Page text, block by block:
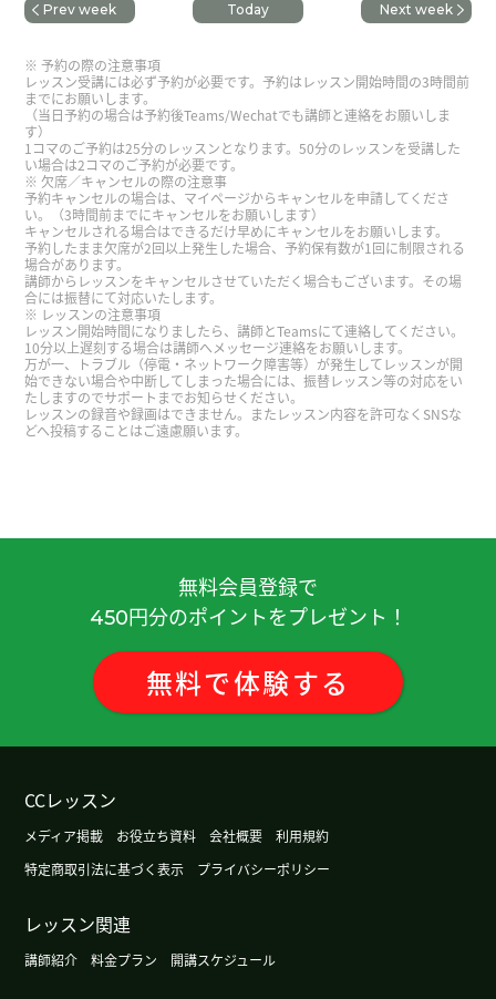
今後の学習についてアドバイスをいただきまし
た。ありがとうございました。
Prev week Today Next week
予約の際の注意事項
レッスン受講には必ず予約が必要です。予約はレッスン開始時間の3時間前
までにお願いします。
（当日予約の場合は予約後Teams/Wechatでも講師と連絡をお願いしま
す）
1コマのご予約は25分のレッスンとなります。50分のレッスンを受講した
い場合は2コマのご予約が必要です。
欠席／キャンセルの際の注意事
予約キャンセルの場合は、マイページからキャンセルを申請してくださ
い。（3時間前までにキャンセルをお願いします）
キャンセルされる場合はできるだけ早めにキャンセルをお願いします。
予約したまま欠席が2回以上発生した場合、予約保有数が1回に制限される
場合があります。
講師からレッスンをキャンセルさせていただく場合もございます。その場
合には振替にて対応いたします。
レッスンの注意事項
レッスン開始時間になりましたら、講師とTeamsにて連絡してください。
10分以上遅刻する場合は講師へメッセージ連絡をお願いします。
万が一、トラブル（停電・ネットワーク障害等）が発生してレッスンが開
始できない場合や中断してしまった場合には、振替レッスン等の対応をい
たしますのでサポートまでお知らせください。
レッスンの録音や録画はできません。またレッスン内容を許可なくSNSな
どへ投稿することはご遠慮願います。
無料会員登録で
450円分のポイントをプレゼント！
無料で体験する
CCレッスン
メディア掲載 お役立ち資料 会社概要
利用規約
特定商取引法に基づく表示
プライバシーポリシー
レッスン関連
講師紹介 料金プラン 開講スケジュール